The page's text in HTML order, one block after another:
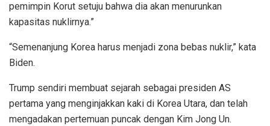
pemimpin Korut setuju bahwa dia akan menurunkan
kapasitas nuklirnya.”
“Semenanjung Korea harus menjadi zona bebas nuklir,” kata
Biden.
Trump sendiri membuat sejarah sebagai presiden AS
pertama yang menginjakkan kaki di Korea Utara, dan telah
mengadakan pertemuan puncak dengan Kim Jong Un.